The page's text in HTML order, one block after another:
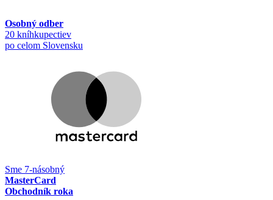
Osobný odber
20 kníhkupectiev
po celom Slovensku
Sme 7-násobný
MasterCard
Obchodník roka